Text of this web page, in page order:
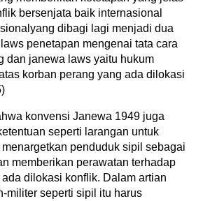
bersenjata baik internasional
dibagi lagi menjadi dua
penetapan mengenai tata cara
dan janewa laws yaitu hukum
korban perang yang ada dilokasi
konvensi Janewa 1949 juga
seperti larangan untuk
penduduk sipil sebagai
memberikan perawatan terhadap
dilokasi konflik. Dalam artian
militer seperti sipil itu harus